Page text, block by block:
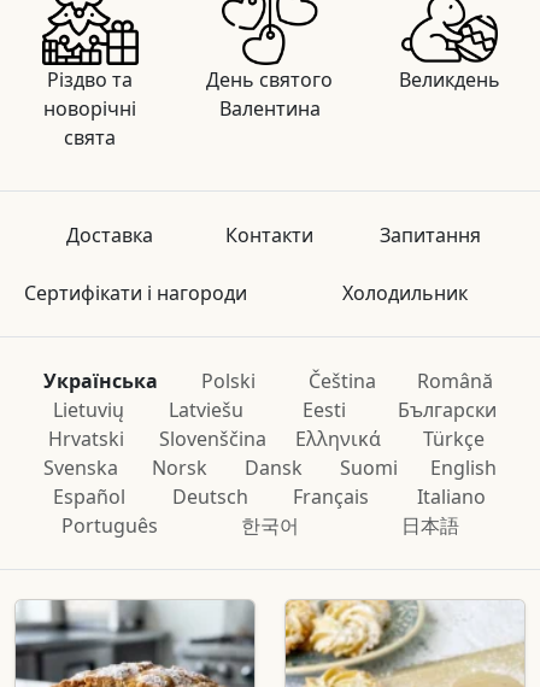
Різдво та
новорічні
свята
День святого
Валентина
Великдень
Доставка Контакти Запитання
Сертифікати і нагороди Холодильник
Українська Polski Čeština
Română
Lietuvių
Latviešu Eesti
Български
Hrvatski
Slovenščina Ελληνικά
Türkçe
Svenska
Norsk Dansk Suomi
English
Español
Deutsch Français
Italiano
Português
한국어 日本語